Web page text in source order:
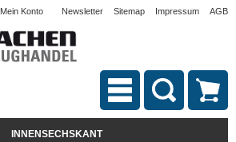
Mein Konto Newsletter Sitemap Impressum AGB
INNENSECHSKANT